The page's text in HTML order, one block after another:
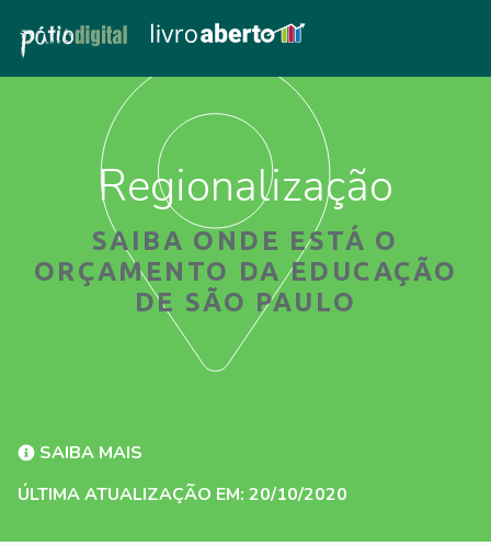
Regionalização
SAIBA ONDE ESTÁ O
ORÇAMENTO DA EDUCAÇÃO
DE SÃO PAULO
SAIBA MAIS
ÚLTIMA ATUALIZAÇÃO EM: 20/10/2020